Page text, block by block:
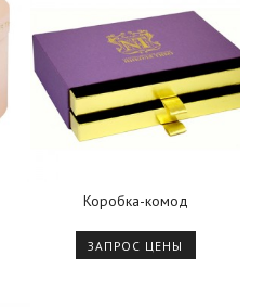
Коробка-комод
ЗАПРОС ЦЕНЫ